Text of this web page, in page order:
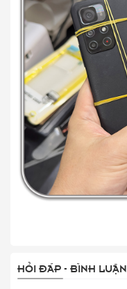
HỎI ĐÁP - BÌNH LUẬN